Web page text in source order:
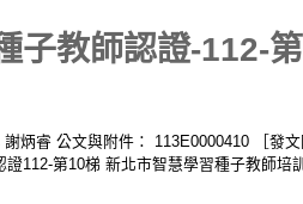
子教師認證-112-第
炳睿 公文與附件： 113E0000410 ［發
112-第10梯 新北市智慧學習種子教師培訓